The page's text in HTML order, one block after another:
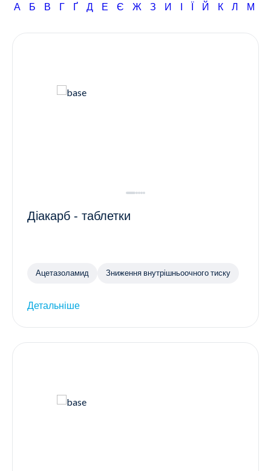
Гінекологія
А Б В Г Ґ Д Е Є Ж З И І Ї Й К Л М
Діакарб - таблетки
Ацетазоламид Зниження внутрішньоочного тиску
Детальніше